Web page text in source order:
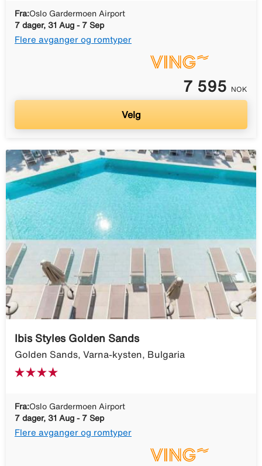
Fra:Oslo Gardermoen Airport
7 dager, 31 Aug - 7 Sep
Flere avganger og romtyper
7 595 NOK
Velg
Ibis Styles Golden Sands
Golden Sands, Varna-kysten, Bulgaria
Fra:Oslo Gardermoen Airport
7 dager, 31 Aug - 7 Sep
Flere avganger og romtyper